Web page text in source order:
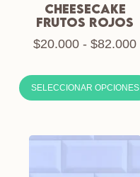
CHEESECAKE
FRUTOS ROJOS
$20.000 - $82.000
SELECCIONAR OPCIONES